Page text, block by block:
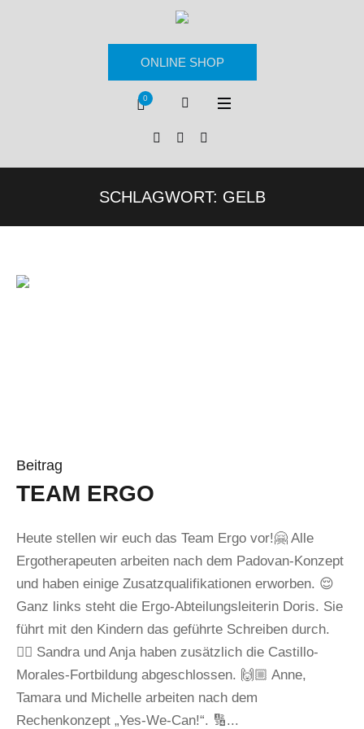
ONLINE SHOP
0
SCHLAGWORT: GELB
Beitrag
TEAM ERGO
Heute stellen wir euch das Team Ergo vor!🤗 Alle
Ergotherapeuten arbeiten nach dem Padovan-Konzept
und haben einige Zusatzqualifikationen erworben. 😌
Ganz links steht die Ergo-Abteilungsleiterin Doris. Sie
führt mit den Kindern das geführte Schreiben durch.
✍🏼 Sandra und Anja haben zusätzlich die Castillo-
Morales-Fortbildung abgeschlossen. 🙌🏼 Anne,
Tamara und Michelle arbeiten nach dem
Rechenkonzept „Yes-We-Can!“. 🔢...